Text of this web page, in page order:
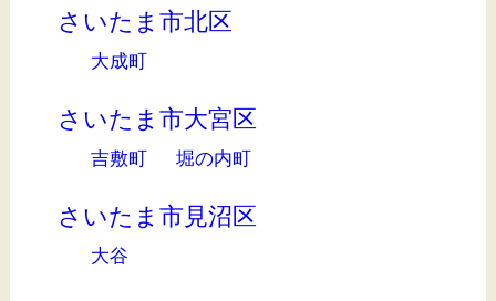
さいたま市北区
大成町
さいたま市大宮区
吉敷町 堀の内町
さいたま市見沼区
大谷